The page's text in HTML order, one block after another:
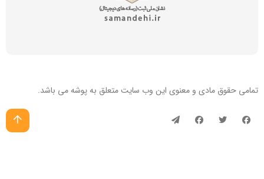
تمامی حقوق مادی و معنوی این وب سایتمتعلق به پوشه می باشد.